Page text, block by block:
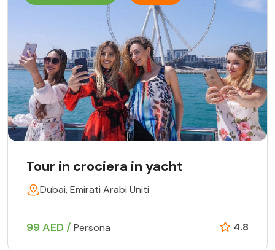
Tour in crociera in yacht
Dubai, Emirati Arabi Uniti
99 AED / Persona 4.8